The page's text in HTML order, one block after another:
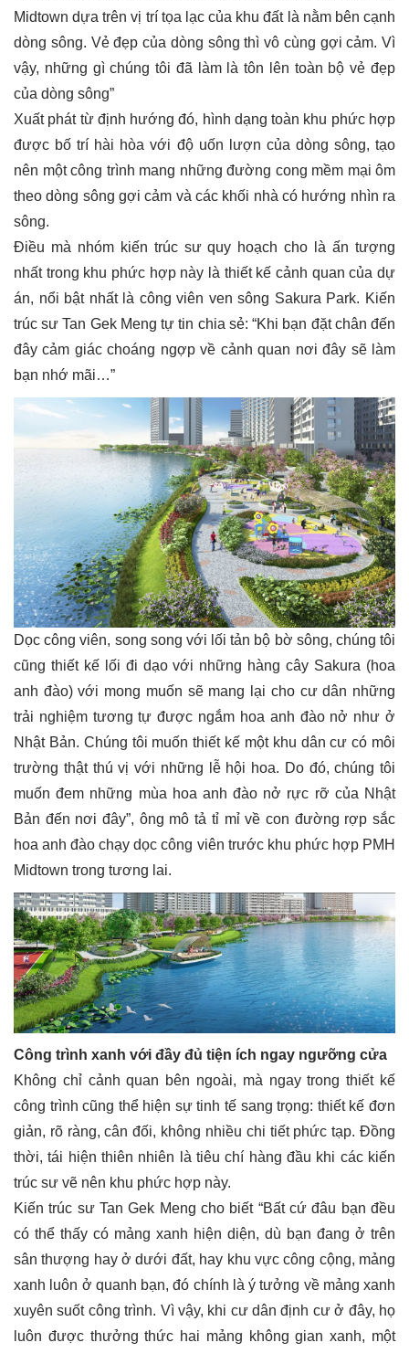
Midtown dựa trên vị trí tọa lạc của khu đất là nằm bên cạnh
dòng sông. Vẻ đẹp của dòng sông thì vô cùng gợi cảm. Vì
vậy, những gì chúng tôi đã làm là tôn lên toàn bộ vẻ đẹp
của dòng sông”
Xuất phát từ định hướng đó, hình dạng toàn khu phức hợp
được bố trí hài hòa với độ uốn lượn của dòng sông, tạo
nên một công trình mang những đường cong mềm mại ôm
theo dòng sông gợi cảm và các khối nhà có hướng nhìn ra
sông.
Điều mà nhóm kiến trúc sư quy hoạch cho là ấn tượng
nhất trong khu phức hợp này là thiết kế cảnh quan của dự
án, nổi bật nhất là công viên ven sông Sakura Park. Kiến
trúc sư Tan Gek Meng tự tin chia sẻ: “Khi bạn đặt chân đến
đây cảm giác choáng ngợp về cảnh quan nơi đây sẽ làm
bạn nhớ mãi…”
Dọc công viên, song song với lối tản bộ bờ sông, chúng tôi
cũng thiết kế lối đi dạo với những hàng cây Sakura (hoa
anh đào) với mong muốn sẽ mang lại cho cư dân những
trải nghiệm tương tự được ngắm hoa anh đào nở như ở
Nhật Bản. Chúng tôi muốn thiết kế một khu dân cư có môi
trường thật thú vị với những lễ hội hoa. Do đó, chúng tôi
muốn đem những mùa hoa anh đào nở rực rỡ của Nhật
Bản đến nơi đây”, ông mô tả tỉ mỉ về con đường rợp sắc
hoa anh đào chạy dọc công viên trước khu phức hợp PMH
Midtown trong tương lai.
Công trình xanh với đầy đủ tiện ích ngay ngưỡng cửa
Không chỉ cảnh quan bên ngoài, mà ngay trong thiết kế
công trình cũng thể hiện sự tinh tế sang trọng: thiết kế đơn
giản, rõ ràng, cân đối, không nhiều chi tiết phức tạp. Đồng
thời, tái hiện thiên nhiên là tiêu chí hàng đầu khi các kiến
trúc sư vẽ nên khu phức hợp này.
Kiến trúc sư Tan Gek Meng cho biết “Bất cứ đâu bạn đều
có thể thấy có mảng xanh hiện diện, dù bạn đang ở trên
sân thượng hay ở dưới đất, hay khu vực công cộng, mảng
xanh luôn ở quanh bạn, đó chính là ý tưởng về mảng xanh
xuyên suốt công trình. Vì vậy, khi cư dân định cư ở đây, họ
luôn được thưởng thức hai mảng không gian xanh, một